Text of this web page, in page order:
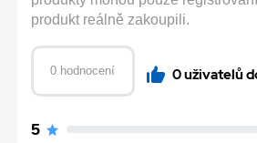
produkt reálně zakoupili.
0 hodnocení 0 uživatelů
5